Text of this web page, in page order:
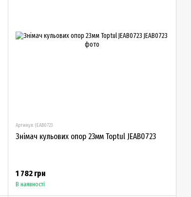
Артикул: JEAB0723
Знімач кульових опор 23мм Toptul JEAB0723
1 782 грн
В наявності